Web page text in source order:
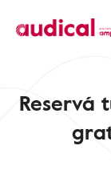
Reservá